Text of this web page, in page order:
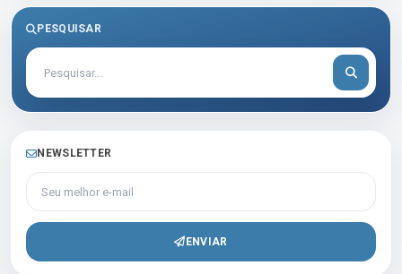
PESQUISAR
NEWSLETTER
Seu melhor e-mail
ENVIAR